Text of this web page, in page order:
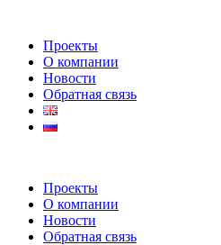
Проекты
О компании
Новости
Обратная связь
Проекты
О компании
Новости
Обратная связь